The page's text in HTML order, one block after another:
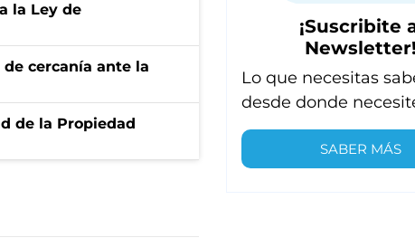
la Ley de
cercanía ante la
de la Propiedad
¡Suscribite
Newsletter!
Lo que necesitas
desde donde
SABER MÁS